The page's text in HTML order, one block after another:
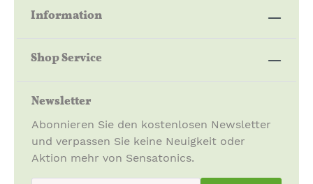
Information
Shop Service
Newsletter
Abonnieren Sie den kostenlosen Newsletter
und verpassen Sie keine Neuigkeit oder
Aktion mehr von Sensatonics.